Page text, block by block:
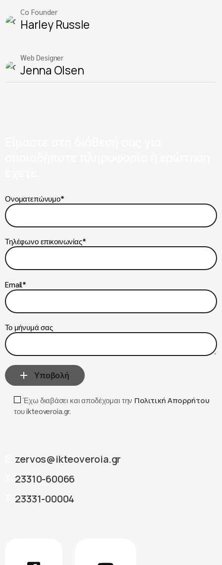
Co Founder
Harley Russle
Web Designer
Jenna Olsen
zervos@ikteoveroia.gr
23310-60066
23331-00004
Ονοματεπώνυμο*
Τηλέφωνο επικοινωνίας*
Email*
Το μήνυμά σας
Υποβολή
Έχω διαβάσει και αποδέχομαι την Πολιτική Απορρήτου
του ikteoveroia.gr.